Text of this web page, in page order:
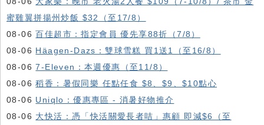
蜜雞翼拼揚州炒飯 $32（至17/8）
08-06百佳超市：指定會員 優先享88折（7/8）
08-06 Häagen-Dazs ：雙球雪糕 買1送1（至16/8）
08-067-Eleven：本週優惠（至11/8）
08-06稻香：暑假同樂 任點任食 $8、$9、$10點心
08-06 Uniqlo：優惠專區 - 消暑好物推介
08-06 大快活：憑「快活關愛長者咭」惠顧 即減$6（至